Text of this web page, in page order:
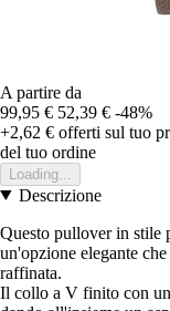
A partire da
99,95 € 52,39 € -48%
+2,62 € offerti sul tuo
del tuo ordine
Loading...
Descrizione
Questo pullover in stile
un'opzione elegante
raffinata.
Il collo a V finito con